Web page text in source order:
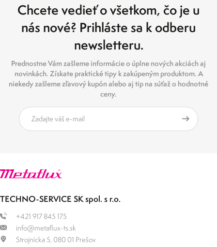
Chcete vedieť o všetkom, čo je u
nás nové? Prihláste sa k odberu
newsletteru.
Prednostne Vám zašleme informácie o úplne nových akciách aj
novinkách. Získate praktické tipy k zakúpeným produktom. A
niekedy zašleme zľavový kupón alebo aj tip na súťaž o hodnotné
ceny.
TECHNO-SERVICE SK spol. s r.o.
+421 917 845 175
info@metaflux-ts.sk
Strojnícka 5, 080 01 Prešov